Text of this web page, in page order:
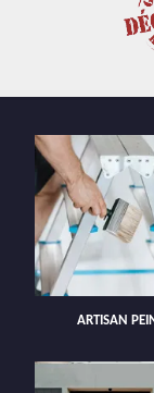
ARTISAN